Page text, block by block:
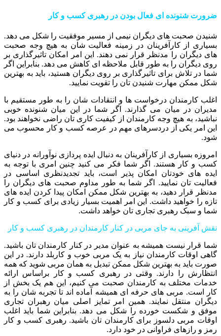
ضرورت شنونده ای فعال بودن در رهبری کسب و کار
شنیدن صحبت های دیگران نیمی از مسیر موفقیت را شکل می دهد.
بسیاری از کارآفرینان در زمینه فعالیت شان به هیچ وجه صحبت
های دیگران را مدنظر قرار نمی دهند. این امر امکان تاثیرگذاری بر
روی دیگران را به طور قابل ملاحظه ای کاهش می دهد. بنابراین اگر
شما در تلاش برای تاثیرگذاری بر روی دیگران هستید، باید به بهترین
شکل ممکن مهارت شنیدن تان را تقویت نمایید.
اغلب کارمندان درخواست ها و انتقادات شان را به طور مستقیم با
مدیران در میان می گذارند. اگر شما در این میان شنونده خوبی
نباشید، به هیچ وجه کارمندان از کیفیت کاری تان راضی نخواهند بود.
این امر یکی از دردسرهای مهم در عرصه کسب و کار محسوب می
شود.
امروزه بسیاری از کارآفرینان به دنبال ایده پردازی نوآورانه در دنیای
کسب و کار هستند. اگر شما فکر می کنید چنین امری با توجه به
ایده های خودتان امکان پذیر است، باید تجدیدنظری اساسی در
فعالیت تان نمایید. اگر شما به طور مداوم صحبت های دیگران را
مدنظر قرار دهید، به بهترین شکل ممکن امکان پیدا کردن ایده های
تازه را خواهید داشت. این امر اهمیت بسیار زیادی برای کسب و کار
شما و سبک رهبری تجاری تان خواهد داشت.
نقش آفرینی به جای مربی در کنار کارمندان در رهبری کسب و کار
شما قرار نیست همیشه به عنوان مدیر در کنار کارمندان تان باشید.
گاهی اوقات کارمندان نیاز به یک مربی خوب و کاربلد دارند. در این
صورت باید به بهترین شکل ممکن تبدیل به همان مربی شوید که همه
انتظارش را دارند. وقتی در رهبری کسب و کار براساس ارائه
خدمات مختلف به کارمندان صحبت می کنیم، این هم یک بخش از
کار است. مربی های حرفه ای همیشه آماده اند تا تجربه شان را به
دیگران منتقل نمایند. همین امر تمایز اصلی میان رهبران تجاری
موفق و شکست خورده را شکل می دهد. بنابراین شما باید اغلب
اوقات مربی دلسوز برای کارمندان تان باشید. رهبری کسب و کار
رمز و رازهای فراوانی در خود دارد.